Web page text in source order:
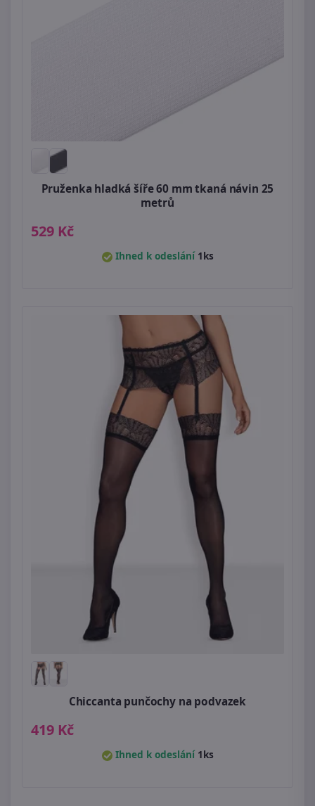
Pruženka hladká šíře 60 mm tkaná návin 25
metrů
529 Kč
Ihned k odeslání 1ks
Chiccanta punčochy na podvazek
419 Kč
Ihned k odeslání 1ks